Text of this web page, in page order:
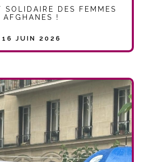
SOLIDAIRE DES FEMMES
AFGHANES !
16 JUIN 2026